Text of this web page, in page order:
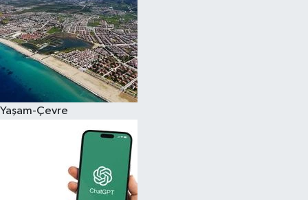
Yaşam-Çevre
Kültür Sanat
Sağlık
Siyaset
Teknoloji
Televizyon
Yaşam-Çevre